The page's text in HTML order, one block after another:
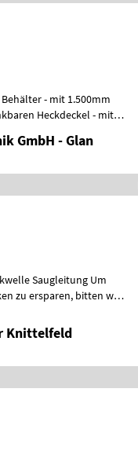
Heckdeckel - mit
GmbH - Glan
Saugleitung Um
bitten wir
Knittelfeld